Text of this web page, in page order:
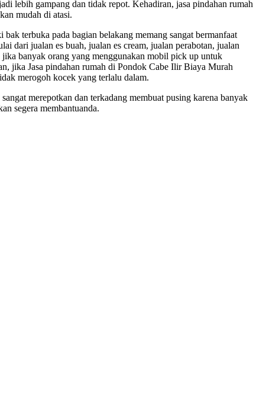
lebih gampang dan tidak repot. Kehadiran, jasa pindahan rumah
mudah di atasi.
terbuka pada bagian belakang memang sangat bermanfaat
dari jualan es buah, jualan es cream, jualan perabotan, jualan
banyak orang yang menggunakan mobil pick up untuk
jika Jasa pindahan rumah di Pondok Cabe Ilir Biaya Murah
merogoh kocek yang terlalu dalam.
merepotkan dan terkadang membuat pusing karena banyak
segera membantuanda.